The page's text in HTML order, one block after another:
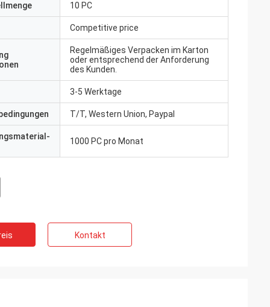
10 PC
Competitive price
Regelmäßiges Verpacken im Karton
oder entsprechend der Anforderung
des Kunden.
3-5 Werktage
T/T, Western Union, Paypal
1000 PC pro Monat
Kontakt